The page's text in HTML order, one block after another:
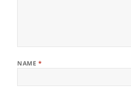
NAME *